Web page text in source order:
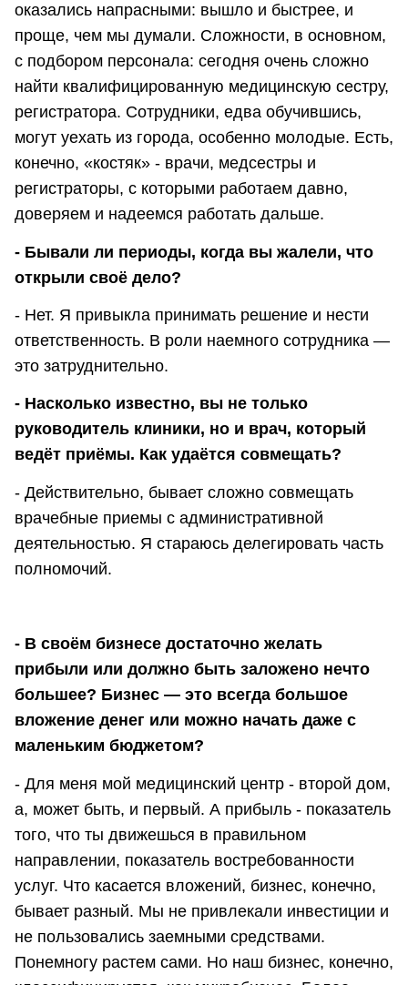
оказались напрасными: вышло и быстрее, и
проще, чем мы думали. Сложности, в основном,
с подбором персонала: сегодня очень сложно
найти квалифицированную медицинскую сестру,
регистратора. Сотрудники, едва обучившись,
могут уехать из города, особенно молодые. Есть,
конечно, «костяк» - врачи, медсестры и
регистраторы, с которыми работаем давно,
доверяем и надеемся работать дальше.
- Бывали ли периоды, когда вы жалели, что
открыли своё дело?
- Нет. Я привыкла принимать решение и нести
ответственность. В роли наемного сотрудника —
это затруднительно.
- Насколько известно, вы не только
руководитель клиники, но и врач, который
ведёт приёмы. Как удаётся совмещать?
- Действительно, бывает сложно совмещать
врачебные приемы с административной
деятельностью. Я стараюсь делегировать часть
полномочий.
- В своём бизнесе достаточно желать
прибыли или должно быть заложено нечто
большее? Бизнес — это всегда большое
вложение денег или можно начать даже с
маленьким бюджетом?
- Для меня мой медицинский центр - второй дом,
а, может быть, и первый. А прибыль - показатель
того, что ты движешься в правильном
направлении, показатель востребованности
услуг. Что касается вложений, бизнес, конечно,
бывает разный. Мы не привлекали инвестиции и
не пользовались заемными средствами.
Понемногу растем сами. Но наш бизнес, конечно,